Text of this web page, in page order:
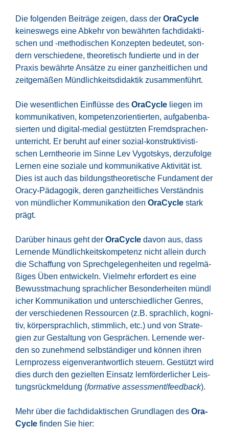
Die fol­gen­den Bei­trä­ge zei­gen, dass der Ora­Cy­cle
kei­nes­wegs eine Abkehr von bewähr­ten fach­di­dak­ti­
schen und ‑metho­di­schen Kon­zep­ten bedeu­tet, son­
dern ver­schie­de­ne, theo­re­tisch fun­dier­te und in der
Pra­xis bewähr­te Ansät­ze zu einer ganz­heit­li­chen und
zeit­ge­mä­ßen Münd­lich­keits­di­dak­tik zusam­men­führt.
Die wesent­li­chen Ein­flüs­se des Ora­Cy­cle lie­gen im
kom­mu­ni­ka­ti­ven, kom­pe­tenz­ori­en­tier­ten, auf­ga­ben­ba­
sier­ten und digi­tal-medi­al gestütz­ten Fremd­spra­chen­
un­ter­richt. Er beruht auf einer sozi­al-kon­struk­ti­vis­ti­
schen Lern­theo­rie im Sin­ne Lev Vygots­kys, der­zu­fol­ge
Ler­nen eine sozia­le und kom­mu­ni­ka­ti­ve Akti­vi­tät ist.
Dies ist auch das bil­dungs­theo­re­ti­sche Fun­da­ment der
Ora­cy-Päd­ago­gik, deren ganz­heit­li­ches Ver­ständ­nis
von münd­li­cher Kom­mu­ni­ka­ti­on den Ora­Cy­cle stark
prägt.
Dar­über hin­aus geht der Ora­Cy­cle davon aus, dass
Ler­nen­de Münd­lich­keits­kom­pe­tenz nicht allein durch
die Schaf­fung von Sprech­ge­le­gen­hei­ten und regel­mä­
ßi­ges Üben ent­wi­ckeln. Viel­mehr erfor­dert es eine
Bewusst­ma­chung sprach­li­cher Beson­der­hei­ten münd­l
i­cher Kom­mu­ni­ka­ti­on und unter­schied­li­cher Gen­res,
der ver­schie­de­nen Res­sour­cen (z.B. sprach­lich, kogni­
tiv, kör­per­sprach­lich, stimm­lich, etc.) und von Stra­te­
gien zur Gestal­tung von Gesprä­chen. Ler­nen­de wer­
den so zuneh­mend selb­stän­di­ger und kön­nen ihren
Lern­pro­zess eigen­ver­ant­wort­lich steu­ern. Gestützt wird
dies durch den geziel­ten Ein­satz lern­för­der­li­cher Leis­
tungs­rück­mel­dung (for­ma­ti­ve assess­ment/feed­back).
Mehr über die fach­di­dak­ti­schen Grund­la­gen des Ora­
Cy­cle fin­den Sie hier: